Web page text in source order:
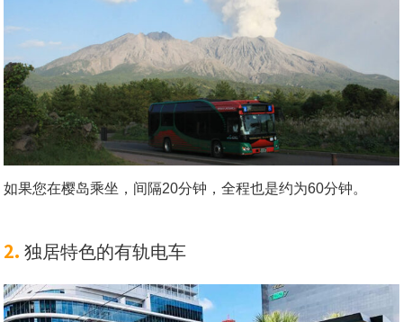
如果您在樱岛乘坐，间隔20分钟，全程也是约为60分钟。
2.独居特色的有轨电车